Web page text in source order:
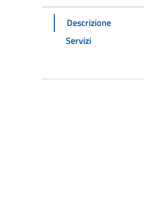
Descrizione
Servizi